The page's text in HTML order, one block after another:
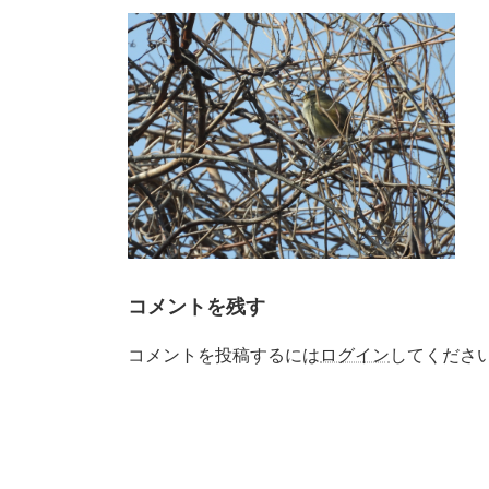
新
日
時
:
コメントを残す
コメントを投稿するには ログイン してくださ